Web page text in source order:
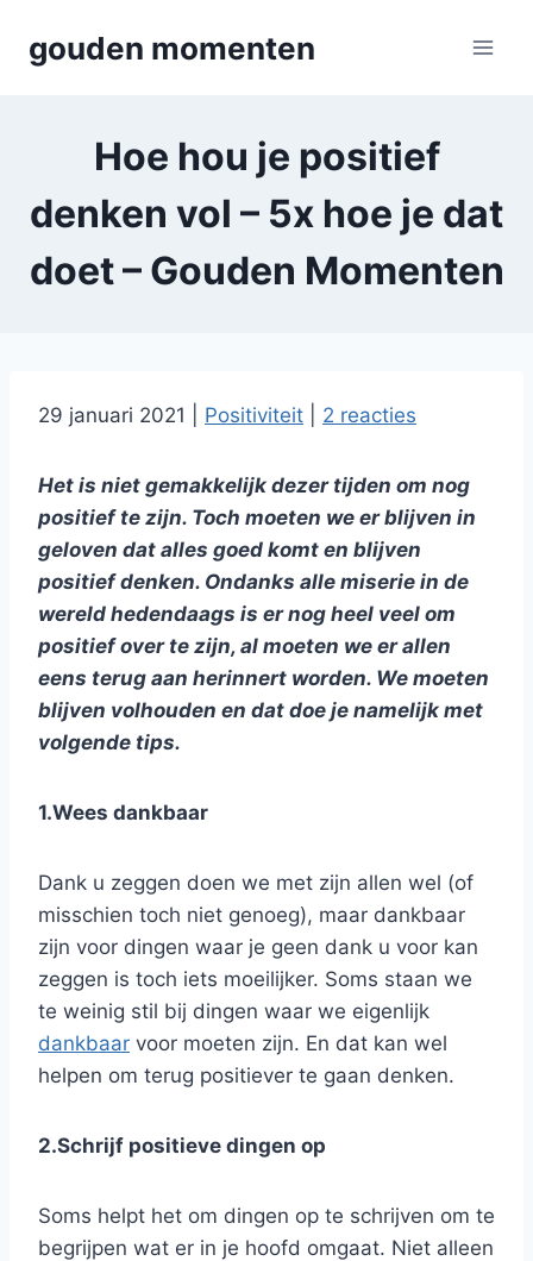
gouden momenten
Hoe hou je positief
denken vol – 5x hoe je dat
doet – Gouden Momenten
29 januari 2021 Positiviteit 2 reacties
Het is niet gemakkelijk dezer tijden om nog
positief te zijn. Toch moeten we er blijven in
geloven dat alles goed komt en blijven
positief denken. Ondanks alle miserie in de
wereld hedendaags is er nog heel veel om
positief over te zijn, al moeten we er allen
eens terug aan herinnert worden. We moeten
blijven volhouden en dat doe je namelijk met
volgende tips.
1.Wees dankbaar
Dank u zeggen doen we met zijn allen wel (of
misschien toch niet genoeg), maar dankbaar
zijn voor dingen waar je geen dank u voor kan
zeggen is toch iets moeilijker. Soms staan we
te weinig stil bij dingen waar we eigenlijk
dankbaar voor moeten zijn. En dat kan wel
helpen om terug positiever te gaan denken.
2.Schrijf positieve dingen op
Soms helpt het om dingen op te schrijven om te
begrijpen wat er in je hoofd omgaat. Niet alleen